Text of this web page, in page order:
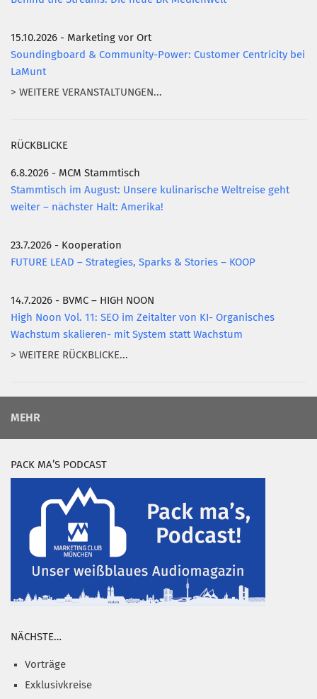
15.10.2026 - Marketing vor Ort
Soundingboard & Community-Power: Customer Centricity bei
LaMunt
> WEITERE VERANSTALTUNGEN...
RÜCKBLICKE
6.8.2026 - MCM Stammtisch
Stammtisch im August: Unsere kulinarische Weltreise geht
weiter – nächster Halt: Amerika!
23.7.2026 - Kooperation
FUTURE LEAD – Strategies, Sparks & Stories – KOOP
14.7.2026 - BVMC – HIGH NOON
High Noon Vol. 11: SEO im Zeitalter von KI- Organisches
Wachstum skalieren- mit System statt Wachstum
> WEITERE RÜCKBLICKE...
MEHR
PACK MA’S PODCAST
NÄCHSTE…
Vorträge
Exklusivkreise